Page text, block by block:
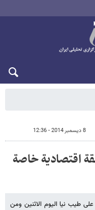
8 ديسمبر 2014 - 12:36
اقتصادیة خاصة
علی طیب نیا الیوم الاثنین ومن